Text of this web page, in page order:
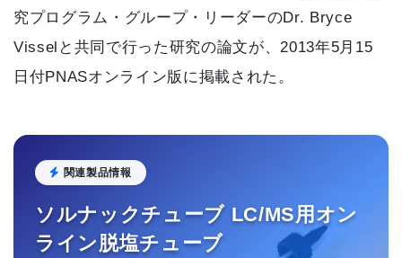
究プログラム・グループ・リーダーのDr. Bryce
Visselと共同で行った研究の論文が、2013年5月15
日付PNASオンライン版に掲載された。
関連製品情報
ソルナックチューブ LC/MS用オン
ライン脱塩チューブ